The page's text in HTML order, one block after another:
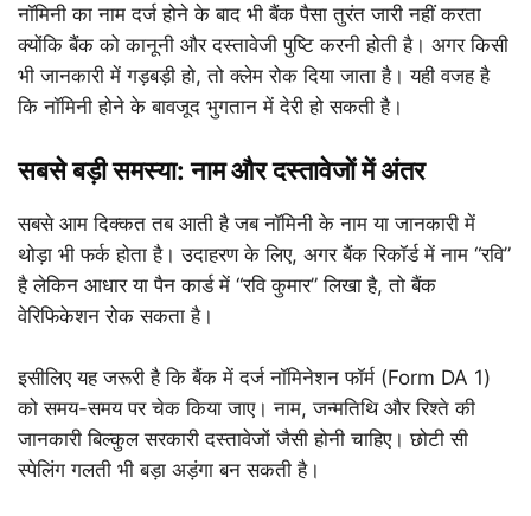
नॉमिनी का नाम दर्ज होने के बाद भी बैंक पैसा तुरंत जारी नहीं करता
क्योंकि बैंक को कानूनी और दस्तावेजी पुष्टि करनी होती है। अगर किसी
भी जानकारी में गड़बड़ी हो, तो क्लेम रोक दिया जाता है। यही वजह है
कि नॉमिनी होने के बावजूद भुगतान में देरी हो सकती है।
सबसे बड़ी समस्या: नाम और दस्तावेजों में अंतर
सबसे आम दिक्कत तब आती है जब नॉमिनी के नाम या जानकारी में
थोड़ा भी फर्क होता है। उदाहरण के लिए, अगर बैंक रिकॉर्ड में नाम “रवि”
है लेकिन आधार या पैन कार्ड में “रवि कुमार” लिखा है, तो बैंक
वेरिफिकेशन रोक सकता है।
इसीलिए यह जरूरी है कि बैंक में दर्ज नॉमिनेशन फॉर्म (Form DA 1)
को समय-समय पर चेक किया जाए। नाम, जन्मतिथि और रिश्ते की
जानकारी बिल्कुल सरकारी दस्तावेजों जैसी होनी चाहिए। छोटी सी
स्पेलिंग गलती भी बड़ा अड़ंगा बन सकती है।